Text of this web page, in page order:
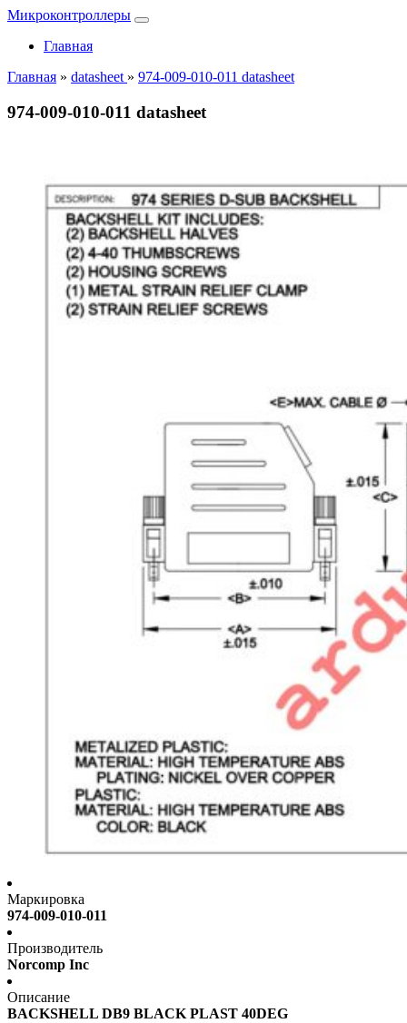
Микроконтроллеры
Главная
Главная » datasheet » 974-009-010-011 datasheet
974-009-010-011 datasheet
Маркировка
974-009-010-011
Производитель
Norcomp Inc
Описание
BACKSHELL DB9 BLACK PLAST 40DEG